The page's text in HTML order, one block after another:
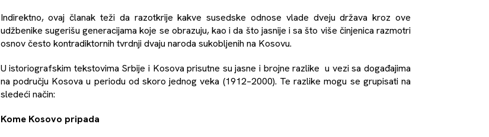
Indirektno, ovaj članak teži da razotkrije kakve susedske odnose vlade dveju država kroz ove
udžbenike sugerišu generacijama koje se obrazuju, kao i da što jasnije i sa što više činjenica razmotri
osnov često kontradiktornih tvrdnji dvaju naroda sukobljenih na Kosovu.
U istoriografskim tekstovima Srbije i Kosova prisutne su jasne i brojne razlike u vezi sa događajima
na području Kosova u periodu od skoro jednog veka (1912–2000). Te razlike mogu se grupisati na
sledeći način:
Kome Kosovo pripada